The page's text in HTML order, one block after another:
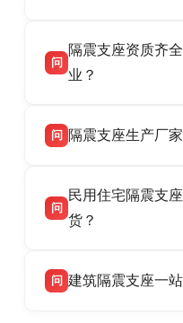
话：13323182312
产厂家，可提供支
供货、现场安装指
话：13323182312
问
隔震支座资质齐
业？
品资质齐全，每批
货，厂家电话：
号北方工业基地。
问 隔震支座生产厂
高新区北方工业基
支座源头工厂，生
问
民用住宅隔震支
货？
适用于民用住宅隔
问 建筑隔震支座一